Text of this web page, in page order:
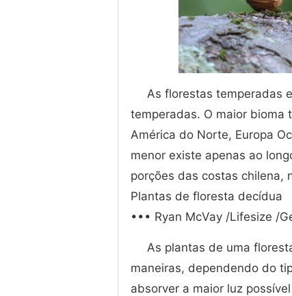
As florestas temperadas
temperadas. O maior bioma
América do Norte, Europa
menor existe apenas ao
porções das costas chilena,
Plantas de floresta decídua
••• Ryan McVay /Lifesize /
As plantas de uma
maneiras, dependendo do
absorver a maior luz